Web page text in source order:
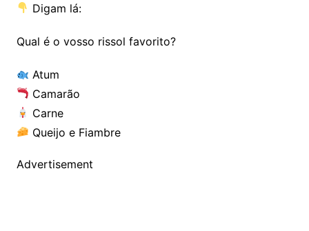
Digam lá:
Qual é o vosso rissol favorito?
Atum
Camarão
Carne
Queijo e Fiambre
Advertisement